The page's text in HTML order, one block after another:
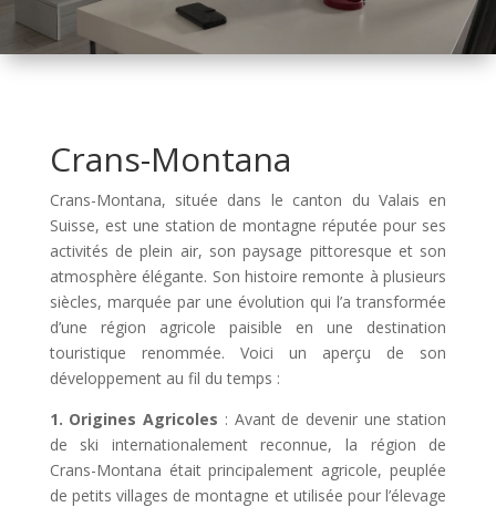
Crans-Montana
Crans-Montana, située dans le canton du Valais en
Suisse, est une station de montagne réputée pour ses
activités de plein air, son paysage pittoresque et son
atmosphère élégante. Son histoire remonte à plusieurs
siècles, marquée par une évolution qui l’a transformée
d’une région agricole paisible en une destination
touristique renommée. Voici un aperçu de son
développement au fil du temps :
1. Origines Agricoles : Avant de devenir une station
de ski internationalement reconnue, la région de
Crans-Montana était principalement agricole, peuplée
de petits villages de montagne et utilisée pour l’élevage